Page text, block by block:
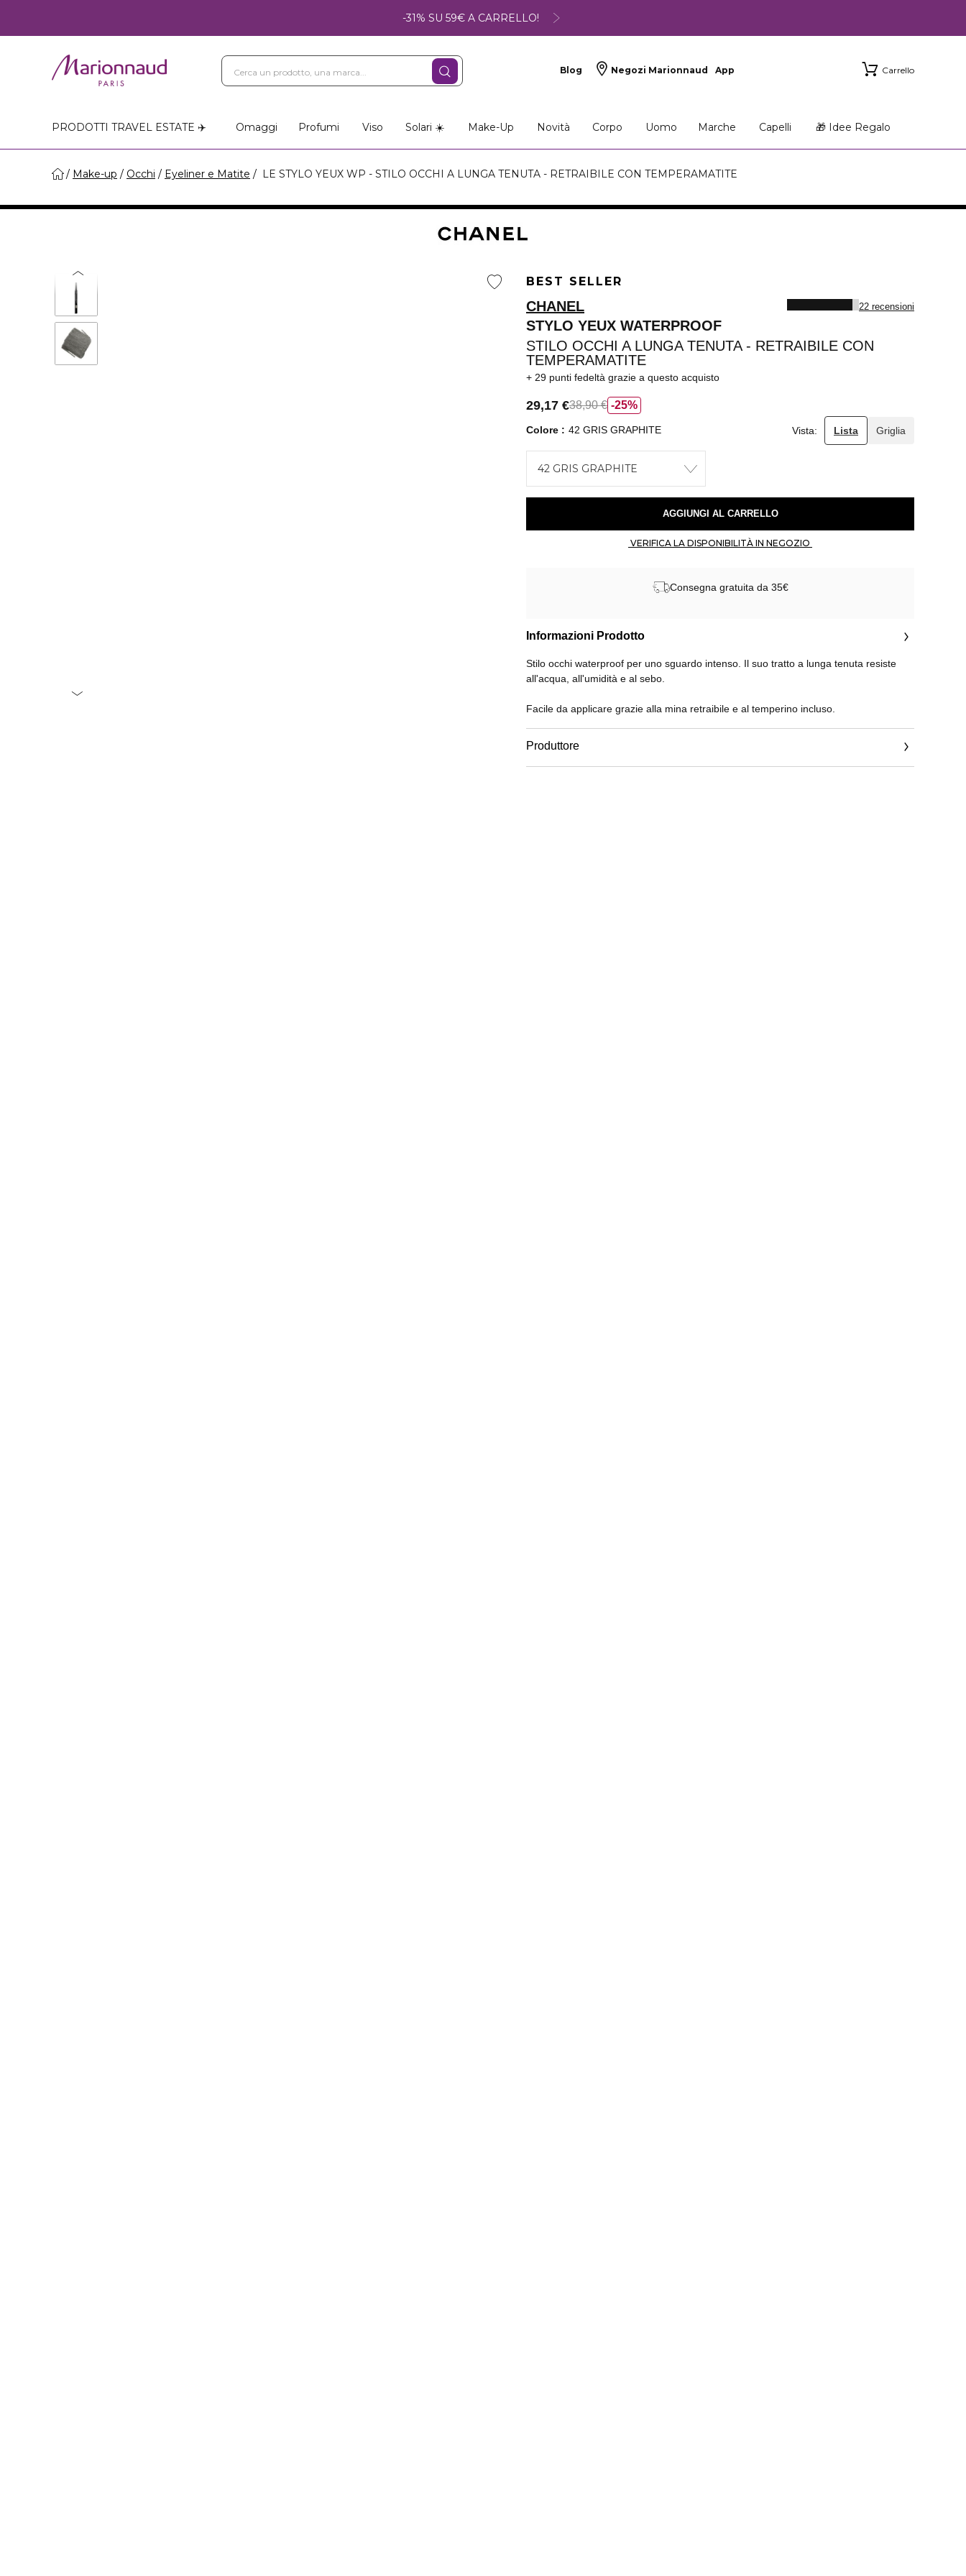
-31% SU 59€ A CARRELLO!
Blog Negozi Marionnaud App Carrello
PRODOTTI TRAVEL ESTATE ✈️ Omaggi Profumi Viso Solari ☀️ Make-Up Novità Corpo Uomo Marche Capelli 🎁 Idee Regalo
Make-up Occhi Eyeliner e Matite LE STYLO YEUX WP - STILO OCCHI A LUNGA TENUTA - RETRAIBILE CON TEMPERAMATITE
BEST SELLER
CHANEL
STYLO YEUX WATERPROOF
STILO OCCHI A LUNGA TENUTA - RETRAIBILE CON
TEMPERAMATITE
22 recensioni
29 punti fedeltà grazie a questo acquisto
25%
29,17 €38,90 €
Colore 42 GRIS GRAPHITE Vista: Lista Griglia
42 GRIS GRAPHITE
AGGIUNGI AL CARRELLO
Consegna gratuita da 35€
Informazioni Prodotto
Stilo occhi waterproof per uno sguardo intenso. Il suo tratto a lunga tenuta resiste
all'acqua, all'umidità e al sebo.
Facile da applicare grazie alla mina retraibile e al temperino incluso.
Produttore